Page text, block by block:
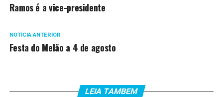
Ramos é a vice-presidente
NOTÍCIA ANTERIOR
Festa do Melão a 4 de agosto
LEIA TAMBEM